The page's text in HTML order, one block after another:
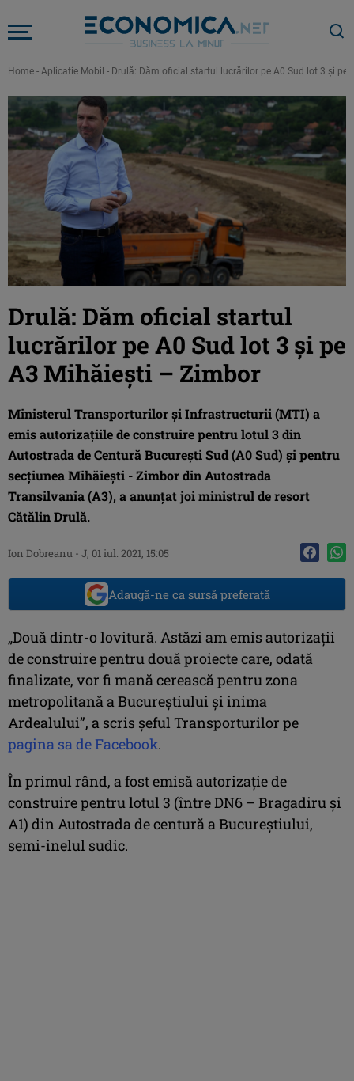
Home - Aplicatie Mobil - Drulă: Dăm oficial startul lucrărilor pe A0 Sud lot 3 și pe
Drulă: Dăm oficial startul
lucrărilor pe A0 Sud lot 3 și pe
A3 Mihăiești – Zimbor
Ministerul Transporturilor și Infrastructurii (MTI) a
emis autorizațiile de construire pentru lotul 3 din
Autostrada de Centură București Sud (A0 Sud) și pentru
secțiunea Mihăiești - Zimbor din Autostrada
Transilvania (A3), a anunțat joi ministrul de resort
Cătălin Drulă.
Ion Dobreanu - J, 01 iul. 2021, 15:05
Adaugă-ne ca sursă preferată
„Două dintr-o lovitură. Astăzi am emis autorizații
de construire pentru două proiecte care, odată
finalizate, vor fi mană cerească pentru zona
metropolitană a Bucureștiului și inima
Ardealului”, a scris șeful Transporturilor pe
pagina sa de Facebook.
În primul rând, a fost emisă autorizație de
construire pentru lotul 3 (între DN6 – Bragadiru și
A1) din Autostrada de centură a Bucureștiului,
semi-inelul sudic.